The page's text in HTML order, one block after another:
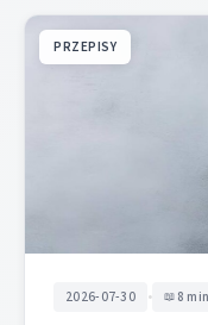
PRZEPISY
2026-07-30 • 8 min